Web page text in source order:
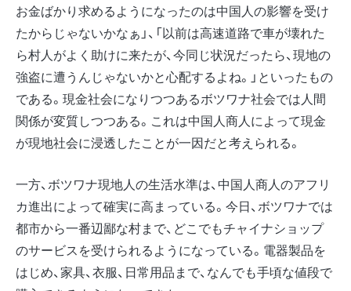
お金ばかり求めるようになったのは中国人の影響を受け
たからじゃないかなぁ」、「以前は高速道路で車が壊れた
ら村人がよく助けに来たが、今同じ状況だったら、現地の
強盗に遭うんじゃないかと心配するよね。」といったもの
である。現金社会になりつつあるボツワナ社会では人間
関係が変質しつつある。これは中国人商人によって現金
が現地社会に浸透したことが一因だと考えられる。
一方、ボツワナ現地人の生活水準は、中国人商人のアフリ
カ進出によって確実に高まっている。今日、ボツワナでは
都市から一番辺鄙な村まで、どこでもチャイナショップ
のサービスを受けられるようになっている。電器製品を
はじめ、家具、衣服、日常用品まで、なんでも手頃な値段で